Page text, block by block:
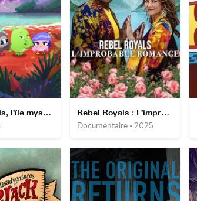
Angry Birds, l'île mystérieuse : Les aventures des oisillons Rebel Royals : L'improbable romance
Documentaire • 2025